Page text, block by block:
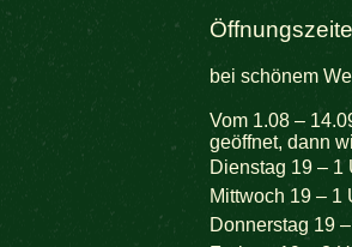
bei schönem
Vom 1.08 –
geöffnet, dann
Dienstag 19 – 1
Mittwoch 19 – 1
Donnerstag 19